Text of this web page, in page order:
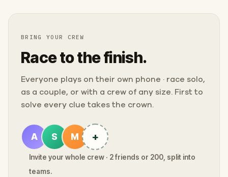
BRING YOUR CREW
Race to the finish.
Everyone plays on their own phone · race solo,
as a couple, or with a crew of any size. First to
solve every clue takes the crown.
A S M +
Invite your whole crew · 2 friends or 200, split into
teams.